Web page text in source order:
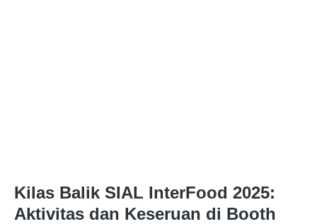
Kilas Balik SIAL InterFood 2025:
Aktivitas dan Keseruan di Booth